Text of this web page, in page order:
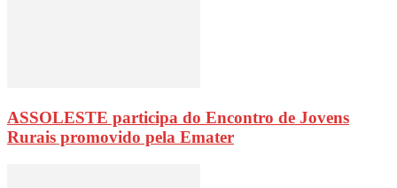
ASSOLESTE participa do Encontro de Jovens
Rurais promovido pela Emater